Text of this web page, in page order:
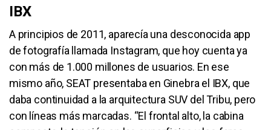
IBX
A principios de 2011, aparecía una desconocida app
de fotografía llamada Instagram, que hoy cuenta ya
con más de 1.000 millones de usuarios. En ese
mismo año, SEAT presentaba en Ginebra el IBX, que
daba continuidad a la arquitectura SUV del Tribu, pero
con líneas más marcadas. “El frontal alto, la cabina